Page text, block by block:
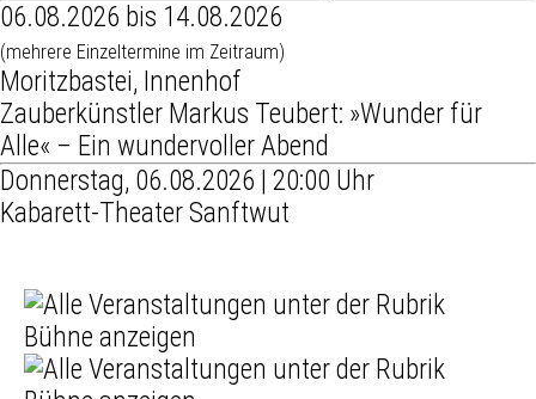
06.08.2026 bis 14.08.2026
(mehrere Einzeltermine im Zeitraum)
Moritzbastei, Innenhof
Zauberkünstler Markus Teubert: »Wunder für
Alle« – Ein wundervoller Abend
Donnerstag, 06.08.2026 | 20:00 Uhr
Kabarett-Theater Sanftwut